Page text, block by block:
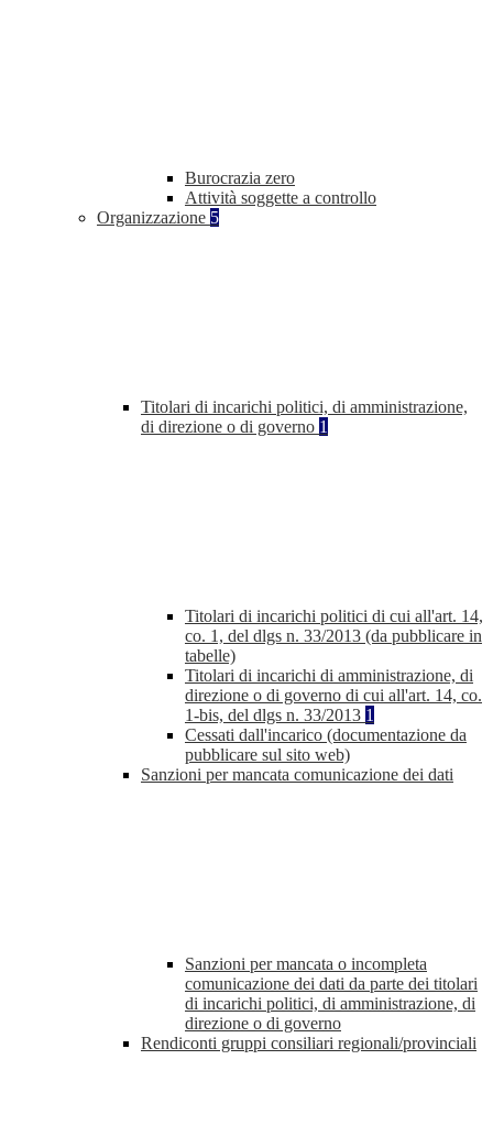
Burocrazia zero
Attività soggette a controllo
Organizzazione 5
Titolari di incarichi politici, di amministrazione,
di direzione o di governo 1
Titolari di incarichi politici di cui all'art. 14,
co. 1, del dlgs n. 33/2013 (da pubblicare in
tabelle)
Titolari di incarichi di amministrazione, di
direzione o di governo di cui all'art. 14, co.
1-bis, del dlgs n. 33/2013 1
Cessati dall'incarico (documentazione da
pubblicare sul sito web)
Sanzioni per mancata comunicazione dei dati
Sanzioni per mancata o incompleta
comunicazione dei dati da parte dei titolari
di incarichi politici, di amministrazione, di
direzione o di governo
Rendiconti gruppi consiliari regionali/provinciali